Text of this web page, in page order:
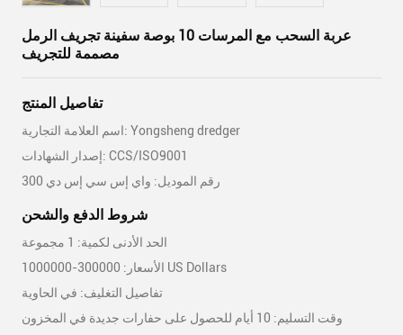
عربة السحب مع المرسات 10 بوصة سفينة تجريف الرمل
مصممة للتجريف
تفاصيل المنتج
اسم العلامة التجارية: Yongsheng dredger
إصدار الشهادات: CCS/ISO9001
رقم الموديل: واي إس سي إس دي 300
شروط الدفع والشحن
الحد الأدنى لكمية: 1 مجموعة
الأسعار: 300000-1000000 US Dollars
تفاصيل التغليف: في الحاوية
وقت التسليم: 10 أيام للحصول على حفارات جديدة في المخزون